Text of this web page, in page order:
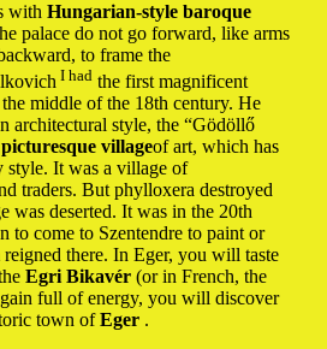
with Hungarian-style baroque
palace do not go forward, like arms
to frame the
I had the first magnificent
middle of the 18th century. He
architectural style, the “Gödöllő
picturesque villageof art, which has
style. It was a village of
traders. But phylloxera destroyed
was deserted. It was in the 20th
to come to Szentendre to paint or
reigned there. In Eger, you will taste
Egri Bikavér (or in French, the
full of energy, you will discover
town ofEger .